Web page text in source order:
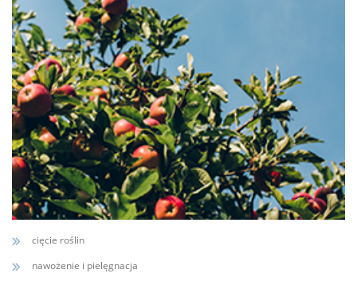
cięcie roślin
nawożenie i pielęgnacja